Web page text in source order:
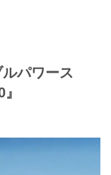
パワース